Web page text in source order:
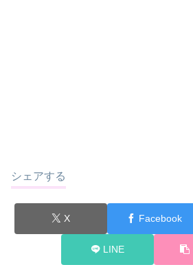
シェアする
X Facebook
LINE